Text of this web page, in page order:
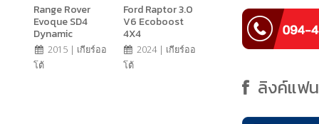
Range Rover
Evoque SD4
Dynamic
2015 | เกียร์ออ
โต้
Ford Raptor 3.0
V6 Ecoboost
4X4
2024 | เกียร์ออ
โต้
ลิงค์แฟ